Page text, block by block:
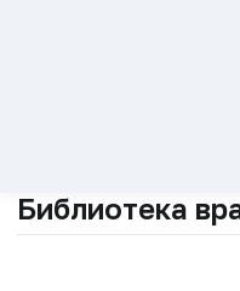
Библиотека